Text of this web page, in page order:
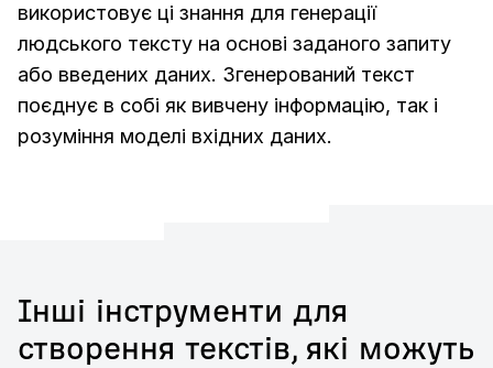
використовує ці знання для генерації
людського тексту на основі заданого запиту
або введених даних. Згенерований текст
поєднує в собі як вивчену інформацію, так і
розуміння моделі вхідних даних.
Інші інструменти для
створення текстів, які можуть